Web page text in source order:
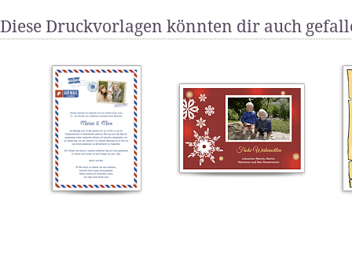
Diese Druckvorlagen könnten dir auch